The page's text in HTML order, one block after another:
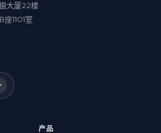
大厦22楼
1101室
产品